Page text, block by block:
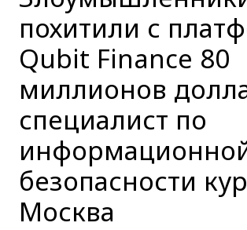
похитили с
Qubit Finance 80
миллионов
специалист по
безопасности
Москва